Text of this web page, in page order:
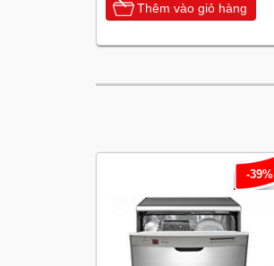
Thêm vào giỏ hàng
-39%